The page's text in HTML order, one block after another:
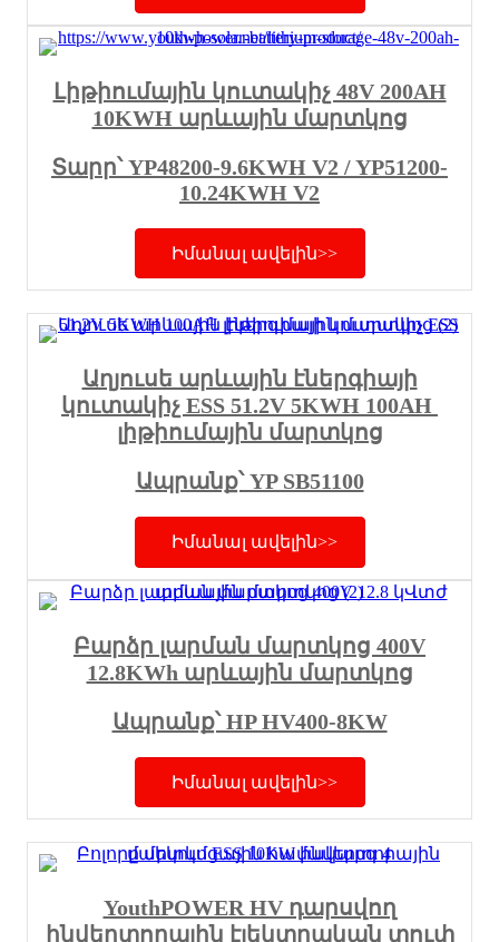
Լիթիումային կուտակիչ 48V 200AH
10KWH արևային մարտկոց
Տարր՝ YP48200-9.6KWH V2 / YP51200-
10.24KWH V2
Իմանալ ավելին>>
Աղյուսե արևային էներգիայի
կուտակիչ ESS 51.2V 5KWH 100AH ​​
լիթիումային մարտկոց
Ապրանք՝ YP SB51100
Իմանալ ավելին>>
Բարձր լարման մարտկոց 400V
12.8KWh արևային մարտկոց
Ապրանք՝ HP HV400-8KW
Իմանալ ավելին>>
YouthPOWER HV դարսվող
ինվերտորային էլեկտրական տուփ